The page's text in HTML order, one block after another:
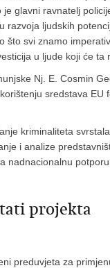
je glavni ravnatelj
razvoja ljudskih
što svi znamo
u ljude koji će ta
Nj. E. Cosmin
sredstava
kriminaliteta
i analize
nadnacionalnu potporu
projekta
preduvjeta za